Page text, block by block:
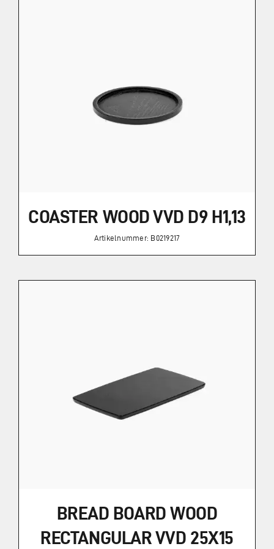
COASTER WOOD VVD D9 H1,13
Artikelnummer: B0219217
BREAD BOARD WOOD
RECTANGULAR VVD 25X15